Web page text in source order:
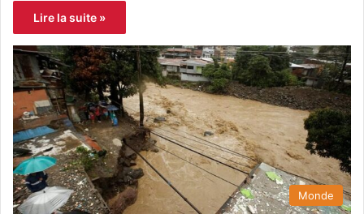
Lire la suite »
Monde